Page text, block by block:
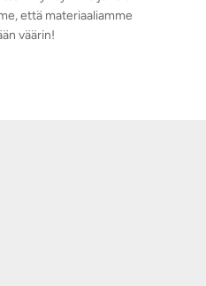
että materiaaliamme
väärin!